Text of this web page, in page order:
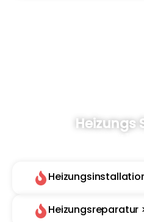
Heizungs
Heizungsreparatur